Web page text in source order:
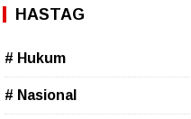
HASTAG
# Hukum
# Nasional